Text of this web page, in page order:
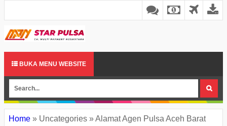
BUKA MENU WEBSITE
Home » Uncategories »Alamat Agen Pulsa Aceh Barat